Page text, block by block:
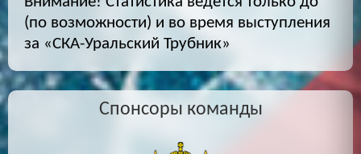
(по возможности) и во время выступления
за «СКА-Уральский Трубник»
Спонсоры команды